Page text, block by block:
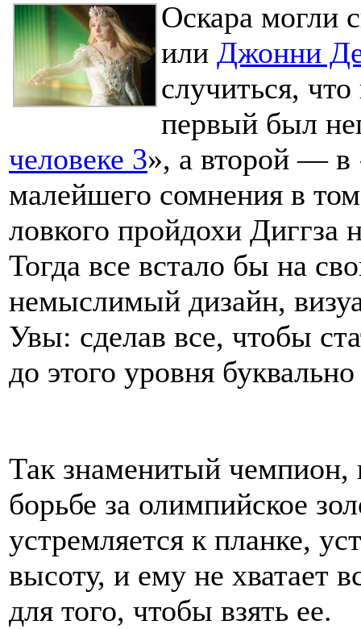
Оскара могли
или Джонни
случиться,
первый был
человеке 3», а второй — в
малейшего сомнения в
ловкого пройдохи Диггза
Тогда все встало бы на
немыслимый дизайн,
Увы: сделав все, чтобы
до этого уровня
Так знаменитый
борьбе за олимпийское
устремляется к планке,
высоту, и ему не хватает
для того, чтобы взять ее.